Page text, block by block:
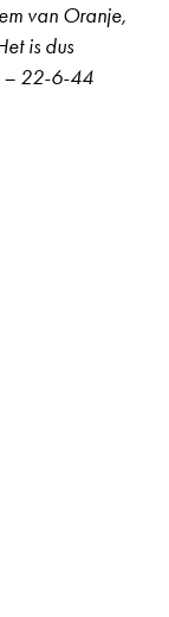
van Oranje,
is dus
– 22-6-44